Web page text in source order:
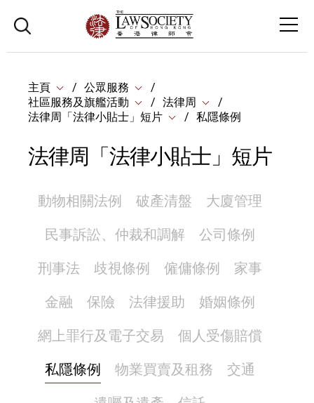
主頁
公眾服務
社區服務及旗艦活動
法律周
法律周「法律小貼士」短片
私隱條例
法律周「法律小貼士」短片
動物相關法例 破產清盤
大廈管理
民事訴訟、仲裁和調解
公司條例
刑事法
歧視條例 僱傭條例
家事
金融
保險 法律援助
婚姻條例
網上罪行及電子交易
個人受傷賠償
私隱條例
物業買賣及租務
交通